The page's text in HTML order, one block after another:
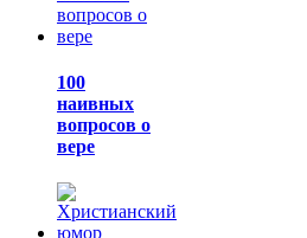
100
наивных
вопросов о
вере